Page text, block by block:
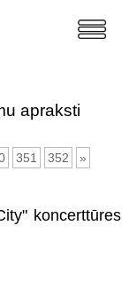
apraksti
351 352 »
koncerttūres